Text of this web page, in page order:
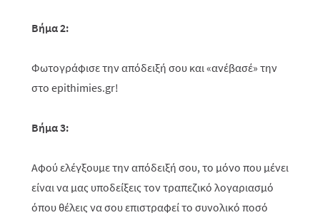
Βήμα 2:
Φωτογράφισε την απόδειξή σου και «ανέβασέ» την
στο epithimies.gr!
Βήμα 3:
Αφού ελέγξουμε την απόδειξή σου, το μόνο που μένει
είναι να μας υποδείξεις τον τραπεζικό λογαριασμό
όπου θέλεις να σου επιστραφείτο συνολικό ποσό